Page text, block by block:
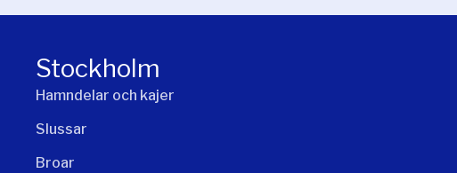
Stockholm
Hamndelar och kajer
Slussar
Broar